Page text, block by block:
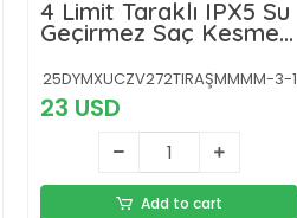
4 Limit Taraklı IPX5 Su
Geçirmez Saç Kesme
Makinesi
25DYMXUCZV272TIRAŞMMMM-3-1
23 USD
Add to cart